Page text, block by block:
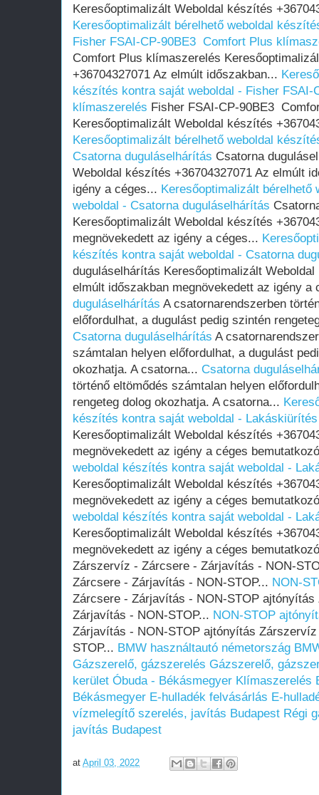
Keresőoptimalizált Weboldal készítés
Keresőoptimalizált bérelhető weboldal
Fisher FSAI-CP-90BE3 Comfort Plus
Comfort Plus klímaszerelés
+36704327071 Az elmúlt időszakban...
készítés kontra saját weboldal - Fisher
klímaszerelés Fisher FSAI-CP-90BE3
Keresőoptimalizált Weboldal készítés
Keresőoptimalizált bérelhető weboldal
Csatorna duguláselhárítás Csatorna
Weboldal készítés +36704327071 Az elmúlt
igény a céges... Keresőoptimalizált
weboldal - Csatorna duguláselhárítás
Keresőoptimalizált Weboldal készítés
megnövekedett az igény a céges...
készítés kontra saját weboldal - Csatorna
duguláselhárítás Keresőoptimalizált
elmúlt időszakban megnövekedett az igény a
duguláselhárítás A csatornarendszerben
előfordulhat, a dugulást pedig szintén
Csatorna duguláselhárítás A
számtalan helyen előfordulhat, a dugulást
okozhatja. A csatorna... Csatorna
történő eltömődés számtalan helyen
rengeteg dolog okozhatja. A csatorna...
készítés kontra saját weboldal - Lakáskiürítés
Keresőoptimalizált Weboldal készítés
megnövekedett az igény a céges
weboldal készítés kontra saját weboldal -
Keresőoptimalizált Weboldal készítés
megnövekedett az igény a céges
weboldal készítés kontra saját weboldal -
Keresőoptimalizált Weboldal készítés
megnövekedett az igény a céges
Zárszervíz - Zárcsere - Zárjavítás - NON-
Zárcsere - Zárjavítás - NON-STOP... NON-
Zárcsere - Zárjavítás - NON-STOP
Zárjavítás - NON-STOP... NON-STOP
Zárjavítás - NON-STOP ajtónyítás
STOP... BMW használtautó németország
Gázszerelő, gázszerelés Gázszerelő,
kerület Óbuda - Békásmegyer Klímaszerelés
Békásmegyer E-hulladék felvásárlás E-
vízmelegítő szerelés, javítás Budapest Régi
javítás Budapest
at April 03, 2022